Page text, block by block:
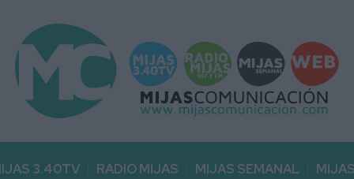
3.40TV RADIO MIJAS MIJAS SEMANAL